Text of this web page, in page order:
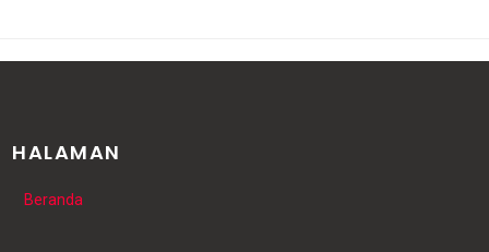
HALAMAN
Beranda